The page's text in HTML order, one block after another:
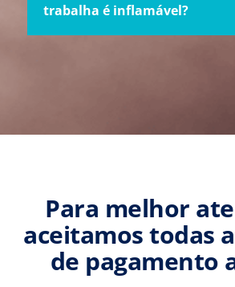
trabalha é inflamável?
Para melhor
aceitamos todas
de pagamento